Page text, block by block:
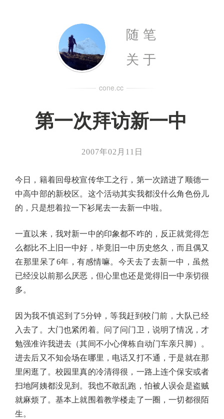
cone.cc
随笔
关于
第一次拜访新一中
2007年02月11日
今日，籍着回母校宣传华工之行，第一次踏进了顺德一
中高中部的新校区。这个活动其实我都没什么角色份儿
的，只是想着拉一下衫尾去一去新一中啦。
一直以来，我对新一中的印象都不咋的，反正就觉得怎
么都比不上旧一中好，毕竟旧一中历史悠久，而且偶又
在那里呆了6年，有感情嘛。今天去了去新一中，虽然
已经没以前那么厌恶，但心里也还是觉得旧一中亲切很
多。
因为我不慎迟到了5分钟，等我赶到校门前，大队已经
入去了。大门也紧闭着。问了问门卫，说明了情况，才
勉强准许我进去（其间不小心俾栋自动门车亲只脚）。
进去后又不知会场在哪里，电话又打不通，于是就在那
里闲逛了。校园里真的冷清得很，一路上连个保安或者
扫地阿姨都没见到。我也不敢乱跑，怕被人误会是盗贼
就麻烦了。基本上就围着教学楼走了一圈，一切都很陌
生。